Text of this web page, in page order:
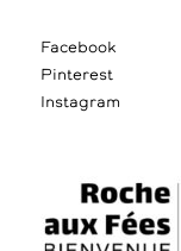
Facebook
Pinterest
Instagram